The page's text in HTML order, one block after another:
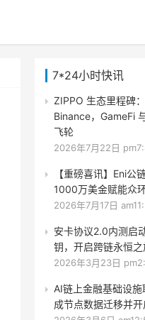
7*24小时快讯
ZIPPO 生态里程碑
Binance，GameFi
飞轮
2026年7月22日
【重磅喜讯】Eni公
1000万美金赋能众环
2026年7月17日
安卡协议2.0内测启
钥，开启跨链永恒之
2026年3月23日
AI链上金融基础设
成节点数据迁移并